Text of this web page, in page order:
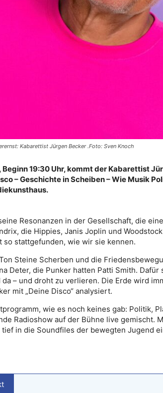
Kabarettist Jürgen Becker .Foto: Sven Knoch
Beginn 19:30 Uhr, kommt der Kabarettist
– Geschichte in Scheiben – Wie Musik
Resonanzen in der Gesellschaft, die
die Hippies, Janis Joplin und
stattgefunden, wie wir sie kennen.
Steine Scherben und die
Deter, die Punker hatten Patti Smith. Dafür
– und droht zu verlieren. Die Erde wird
mit „Deine Disco“ analysiert.
wie es noch keines gab: Politik,
Radioshow auf der Bühne live gemischt.
in die Soundfiles der bewegten Jugend